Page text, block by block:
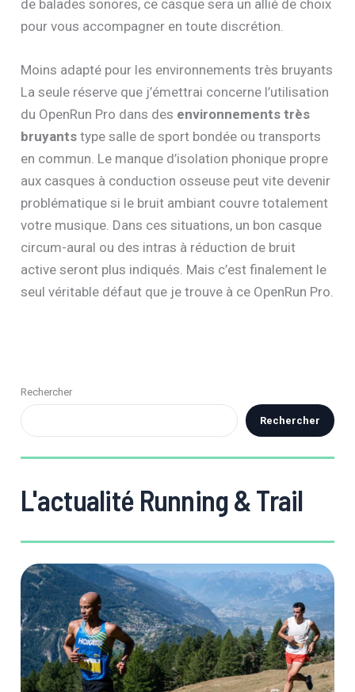
de balades sonores, ce casque sera un allié de choix
pour vous accompagner en toute discrétion.
Moins adapté pour les environnements très bruyants
La seule réserve que j’émettrai concerne l’utilisation
du OpenRun Pro dans des environnements très
bruyants type salle de sport bondée ou transports
en commun. Le manque d’isolation phonique propre
aux casques à conduction osseuse peut vite devenir
problématique si le bruit ambiant couvre totalement
votre musique. Dans ces situations, un bon casque
circum-aural ou des intras à réduction de bruit
active seront plus indiqués. Mais c’est finalement le
seul véritable défaut que je trouve à ce OpenRun Pro.
Rechercher
Rechercher
L'actualité Running & Trail